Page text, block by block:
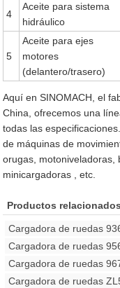
4
Aceite para sistema
hidráulico
5
Aceite para ejes
motores
(delantero/trasero)
Aquí en SINOMACH, el
China, ofrecemos una
todas las
de máquinas de
orugas, motoniveladoras,
minicargadoras , etc.
Productos relacionados
Cargadora de ruedas
Cargadora de ruedas
Cargadora de ruedas
Cargadora de ruedas